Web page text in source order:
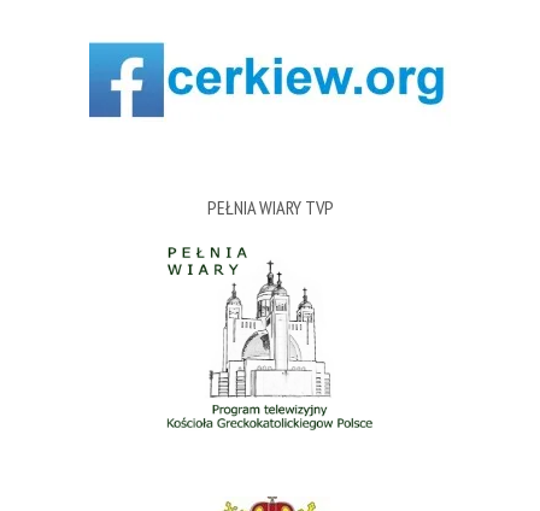
PEŁNIA WIARY TVP